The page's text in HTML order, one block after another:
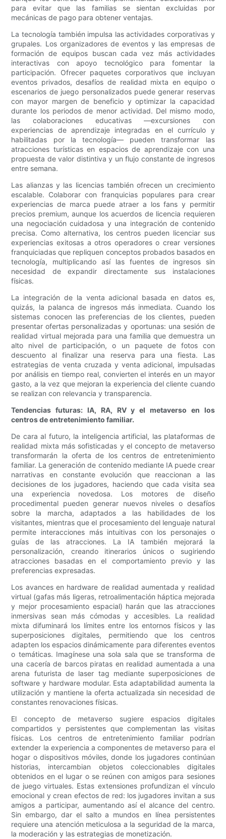
para evitar que las familias se sientan excluidas por
mecánicas de pago para obtener ventajas.
La tecnología también impulsa las actividades corporativas y
grupales. Los organizadores de eventos y las empresas de
formación de equipos buscan cada vez más actividades
interactivas con apoyo tecnológico para fomentar la
participación. Ofrecer paquetes corporativos que incluyan
eventos privados, desafíos de realidad mixta en equipo o
escenarios de juego personalizados puede generar reservas
con mayor margen de beneficio y optimizar la capacidad
durante los periodos de menor actividad. Del mismo modo,
las colaboraciones educativas —excursiones con
experiencias de aprendizaje integradas en el currículo y
habilitadas por la tecnología— pueden transformar las
atracciones turísticas en espacios de aprendizaje con una
propuesta de valor distintiva y un flujo constante de ingresos
entre semana.
Las alianzas y las licencias también ofrecen un crecimiento
escalable. Colaborar con franquicias populares para crear
experiencias de marca puede atraer a los fans y permitir
precios premium, aunque los acuerdos de licencia requieren
una negociación cuidadosa y una integración de contenido
precisa. Como alternativa, los centros pueden licenciar sus
experiencias exitosas a otros operadores o crear versiones
franquiciadas que repliquen conceptos probados basados ​​en
tecnología, multiplicando así las fuentes de ingresos sin
necesidad de expandir directamente sus instalaciones
físicas.
La integración de la venta adicional basada en datos es,
quizás, la palanca de ingresos más inmediata. Cuando los
sistemas conocen las preferencias de los clientes, pueden
presentar ofertas personalizadas y oportunas: una sesión de
realidad virtual mejorada para una familia que demuestra un
alto nivel de participación, o un paquete de fotos con
descuento al finalizar una reserva para una fiesta. Las
estrategias de venta cruzada y venta adicional, impulsadas
por análisis en tiempo real, convierten el interés en un mayor
gasto, a la vez que mejoran la experiencia del cliente cuando
se realizan con relevancia y transparencia.
Tendencias futuras: IA, RA, RV y el metaverso en los
centros de entretenimiento familiar.
De cara al futuro, la inteligencia artificial, las plataformas de
realidad mixta más sofisticadas y el concepto de metaverso
transformarán la oferta de los centros de entretenimiento
familiar. La generación de contenido mediante IA puede crear
narrativas en constante evolución que reaccionan a las
decisiones de los jugadores, haciendo que cada visita sea
una experiencia novedosa. Los motores de diseño
procedimental pueden generar nuevos niveles o desafíos
sobre la marcha, adaptados a las habilidades de los
visitantes, mientras que el procesamiento del lenguaje natural
permite interacciones más intuitivas con los personajes o
guías de las atracciones. La IA también mejorará la
personalización, creando itinerarios únicos o sugiriendo
atracciones basadas en el comportamiento previo y las
preferencias expresadas.
Los avances en hardware de realidad aumentada y realidad
virtual (gafas más ligeras, retroalimentación háptica mejorada
y mejor procesamiento espacial) harán que las atracciones
inmersivas sean más cómodas y accesibles. La realidad
mixta difuminará los límites entre los entornos físicos y las
superposiciones digitales, permitiendo que los centros
adapten los espacios dinámicamente para diferentes eventos
o temáticas. Imagínese una sola sala que se transforma de
una cacería de barcos piratas en realidad aumentada a una
arena futurista de laser tag mediante superposiciones de
software y hardware modular. Esta adaptabilidad aumenta la
utilización y mantiene la oferta actualizada sin necesidad de
constantes renovaciones físicas.
El concepto de metaverso sugiere espacios digitales
compartidos y persistentes que complementan las visitas
físicas. Los centros de entretenimiento familiar podrían
extender la experiencia a componentes de metaverso para el
hogar o dispositivos móviles, donde los jugadores continúan
historias, intercambian objetos coleccionables digitales
obtenidos en el lugar o se reúnen con amigos para sesiones
de juego virtuales. Estas extensiones profundizan el vínculo
emocional y crean efectos de red: los jugadores invitan a sus
amigos a participar, aumentando así el alcance del centro.
Sin embargo, dar el salto a mundos en línea persistentes
requiere una atención meticulosa a la seguridad de la marca,
la moderación y las estrategias de monetización.